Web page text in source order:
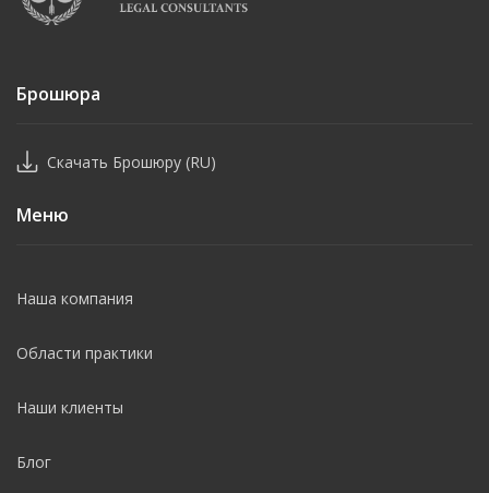
Брошюра
Скачать Брошюру (RU)
Меню
Наша компания
Области практики
Наши клиенты
Блог